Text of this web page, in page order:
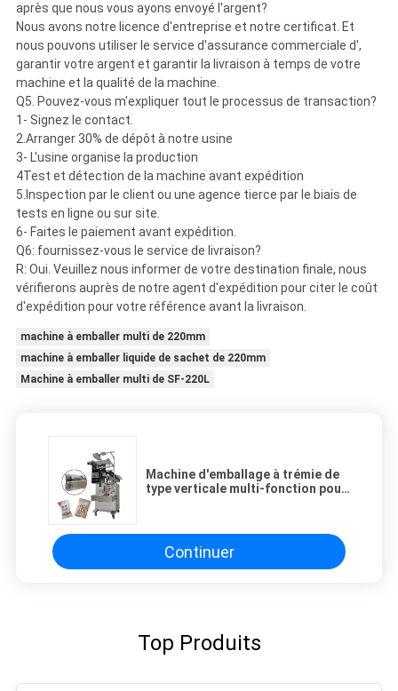
après que nous vous ayons envoyé l'argent?
Nous avons notre licence d'entreprise et notre certificat. Et
nous pouvons utiliser le service d'assurance commerciale d',
garantir votre argent et garantir la livraison à temps de votre
machine et la qualité de la machine.
Q5. Pouvez-vous m'expliquer tout le processus de transaction?
1- Signez le contact.
2.Arranger 30% de dépôt à notre usine
3- L'usine organise la production
4Test et détection de la machine avant expédition
5.Inspection par le client ou une agence tierce par le biais de
tests en ligne ou sur site.
6- Faites le paiement avant expédition.
Q6: fournissez-vous le service de livraison?
R: Oui. Veuillez nous informer de votre destination finale, nous
vérifierons auprès de notre agent d'expédition pour citer le coût
d'expédition pour votre référence avant la livraison.
machine à emballer multi de 220mm
machine à emballer liquide de sachet de 220mm
Machine à emballer multi de SF-220L
Machine d'emballage à trémie de
type verticale multi-fonction pour
Continuer
Top Produits